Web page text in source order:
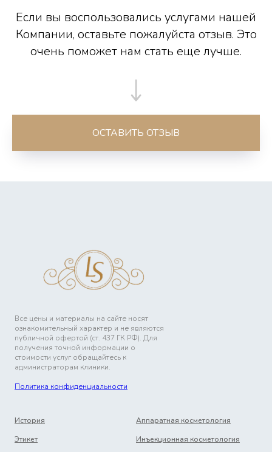
Если вы воспользовались услугами нашей
Компании, оставьте пожалуйста отзыв. Это
очень поможет нам стать еще лучше.
ОСТАВИТЬ ОТЗЫВ
Все цены и материалы на сайте носят
ознакомительный характер и не являются
публичной офертой (ст. 437 ГК РФ). Для
получения точной информации о
стоимости услуг обращайтесь к
администраторам клиники.
Политика конфиденциальности
История
Этикет
Аппаратная косметология
Инъекционная косметология